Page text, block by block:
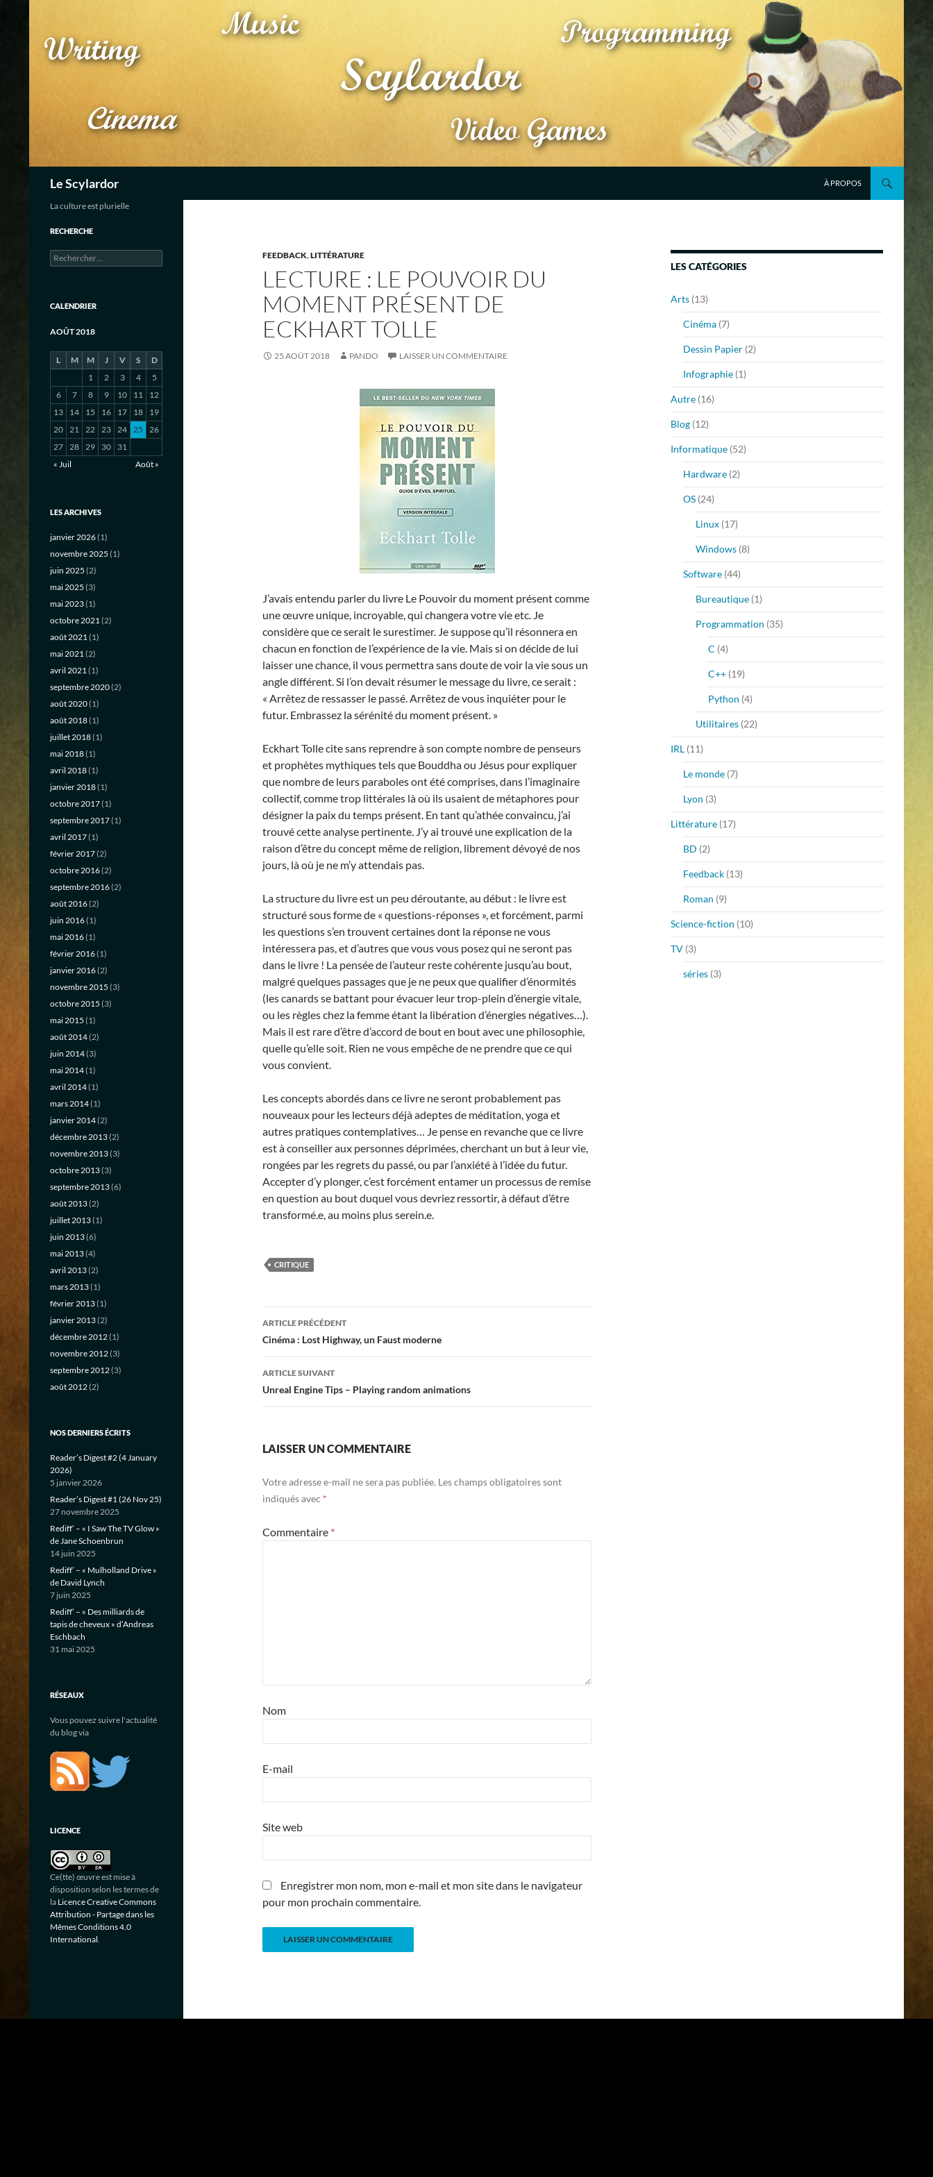
Le Scylardor À PROPOS
FEEDBACK,LITTÉRATURE
LECTURE : LE POUVOIR DU
MOMENT PRÉSENT DE
ECKHART TOLLE
25 AOÛT 2018 PANDO LAISSER UN COMMENTAIRE
J’avais entendu parler du livre Le Pouvoir du moment présent comme
une œuvre unique, incroyable, qui changera votre vie etc. Je
considère que ce serait le surestimer. Je suppose qu’il résonnera en
chacun en fonction de l’expérience de la vie. Mais si on décide de lui
laisser une chance, il vous permettra sans doute de voir la vie sous un
angle différent. Si l’on devait résumer le message du livre, ce serait :
« Arrêtez de ressasser le passé. Arrêtez de vous inquiéter pour le
futur. Embrassez la sérénité du moment présent. »
Eckhart Tolle cite sans reprendre à son compte nombre de penseurs
et prophètes mythiques tels que Bouddha ou Jésus pour expliquer
que nombre de leurs paraboles ont été comprises, dans l’imaginaire
collectif, comme trop littérales là où ils usaient de métaphores pour
désigner la paix du temps présent. En tant qu’athée convaincu, j’ai
trouvé cette analyse pertinente. J’y ai trouvé une explication de la
raison d’être du concept même de religion, librement dévoyé de nos
jours, là où je ne m’y attendais pas.
La structure du livre est un peu déroutante, au début : le livre est
structuré sous forme de « questions-réponses », et forcément, parmi
les questions s’en trouvent certaines dont la réponse ne vous
intéressera pas, et d’autres que vous vous posez qui ne seront pas
dans le livre ! La pensée de l’auteur reste cohérente jusqu’au bout,
malgré quelques passages que je ne peux que qualifier d’énormités
(les canards se battant pour évacuer leur trop-plein d’énergie vitale,
ou les règles chez la femme étant la libération d’énergies négatives…).
Mais il est rare d’être d’accord de bout en bout avec une philosophie,
quelle qu’elle soit. Rien ne vous empêche de ne prendre que ce qui
vous convient.
Les concepts abordés dans ce livre ne seront probablement pas
nouveaux pour les lecteurs déjà adeptes de méditation, yoga et
autres pratiques contemplatives… Je pense en revanche que ce livre
est à conseiller aux personnes déprimées, cherchant un but à leur vie,
rongées par les regrets du passé, ou par l’anxiété à l’idée du futur.
Accepter d’y plonger, c’est forcément entamer un processus de remise
en question au bout duquel vous devriez ressortir, à défaut d’être
transformé.e, au moins plus serein.e.
CRITIQUE
Navigation
des
articles
ARTICLE PRÉCÉDENT
Cinéma : Lost Highway, un Faust moderne
ARTICLE SUIVANT
Unreal Engine Tips – Playing random animations
LAISSER UN COMMENTAIRE
Votre adresse e-mail ne sera pas publiée. Les champs obligatoires sont
indiqués avec *
Commentaire *
Nom
E-mail
Site web
Enregistrer mon nom, mon e-mail et mon site dans le navigateur
pour mon prochain commentaire.
LES CATÉGORIES
Arts (13)
Cinéma (7)
Dessin Papier (2)
Infographie (1)
Autre (16)
Blog (12)
Informatique (52)
Hardware (2)
OS (24)
Linux (17)
Windows (8)
Software (44)
Bureautique (1)
Programmation (35)
C (4)
C++ (19)
Python (4)
Utilitaires (22)
IRL (11)
Le monde (7)
Lyon (3)
Littérature (17)
BD (2)
Feedback (13)
Roman (9)
Science-fiction (10)
TV (3)
séries (3)
La culture est plurielle
RECHERCHE
Rechercher :
CALENDRIER
AOÛT 2018
L M M J V S
D
1
2 3 4
5
6
7 8 9 10 11
12
13
14 15 16 17 18
19
20 21 22 23 24 25
26
27 28 29 30
31
« Juil
Août »
LES ARCHIVES
janvier 2026(1)
novembre 2025 (1)
juin 2025 (2)
mai 2025 (3)
mai 2023(1)
octobre 2021(2)
août 2021(1)
mai 2021(2)
avril 2021(1)
septembre 2020(2)
août 2020(1)
août 2018(1)
juillet 2018(1)
mai 2018(1)
avril 2018(1)
janvier 2018(1)
octobre 2017(1)
septembre 2017(1)
avril 2017(1)
février 2017(2)
octobre 2016(2)
septembre 2016(2)
août 2016(2)
juin 2016(1)
mai 2016(1)
février 2016(1)
janvier 2016(2)
novembre 2015 (3)
octobre 2015 (3)
mai 2015 (1)
août 2014(2)
juin 2014(3)
mai 2014(1)
avril 2014(1)
mars 2014(1)
janvier 2014(2)
décembre 2013(2)
novembre 2013(3)
octobre 2013(3)
septembre 2013(6)
août 2013(2)
juillet 2013(1)
juin 2013(6)
mai 2013(4)
avril 2013(2)
mars 2013(1)
février 2013(1)
janvier 2013(2)
décembre 2012(1)
novembre 2012(3)
septembre 2012(3)
août 2012(2)
NOS DERNIERS ÉCRITS
Reader’s Digest #2 (4 January
2026)
5 janvier 2026
Reader’s Digest #1 (26 Nov 25)
27 novembre 2025
Rediff’ – « I Saw The TV Glow »
de Jane Schoenbrun
14 juin 2025
Rediff’ – « Mulholland Drive »
de David Lynch
7 juin 2025
Rediff’ – « Des milliards de
tapis de cheveux » d’Andreas
Eschbach
31 mai 2025
RÉSEAUX
Vous pouvez suivre l'actualité
du blog via
LICENCE
Ce(tte) œuvre est mise à
disposition selon les termes de
la Licence Creative Commons
Attribution - Partage dans les
Mêmes Conditions 4.0
International.